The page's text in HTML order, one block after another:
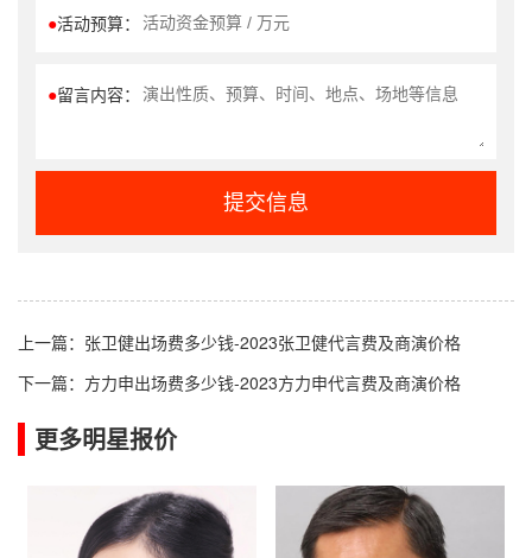
●活动预算：
●留言内容：
提交信息
上一篇： 张卫健出场费多少钱-2023张卫健代言费及商演价格
下一篇： 方力申出场费多少钱-2023方力申代言费及商演价格
更多明星报价